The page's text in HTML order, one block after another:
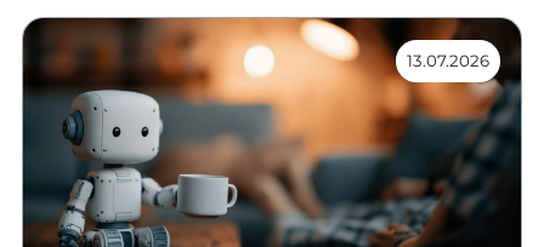
unterschiedlichen Folgen für Betrieb, Sicherheit
und Kosten. Dieser Beitrag ordnet die
Unterschiede ein und nennt Kriterien für die
Auswahl.
13.07.2026